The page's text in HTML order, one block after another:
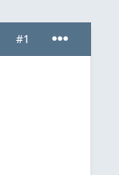
#1